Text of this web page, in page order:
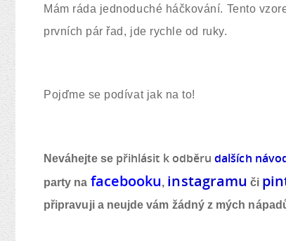
Mám ráda jednoduché háčkování. Tento
prvních pár řad, jde rychle od ruky.
Pojďme se podívat jak na to!
Neváhejte se přihlásit k odběru dalších
party na facebooku, instagramu či
připravuji a neujde vám žádný z mých